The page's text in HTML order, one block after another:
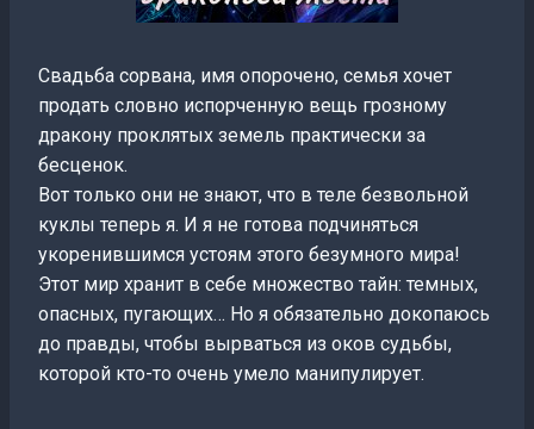
Свадьба сорвана, имя опорочено, семья хочет
продать словно испорченную вещь грозному
дракону проклятых земель практически за
бесценок.
Вот только они не знают, что в теле безвольной
куклы теперь я. И я не готова подчиняться
укоренившимся устоям этого безумного мира!
Этот мир хранит в себе множество тайн: темных,
опасных, пугающих… Но я обязательно докопаюсь
до правды, чтобы вырваться из оков судьбы,
которой кто-то очень умело манипулирует.